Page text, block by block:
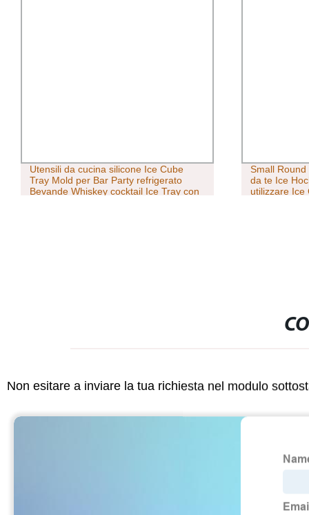
Utensili da cucina silicone Ice Cube
Tray Mold per Bar Party refrigerato
Bevande Whiskey cocktail Ice Tray con
Small
da te Ice
utilizzare Ice
Non esitare a inviare la tua richiesta nel modulo